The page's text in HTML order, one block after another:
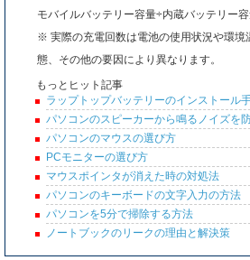
モバイルバッテリー容量÷内蔵バッテリー
※ 実際の充電回数は電池の使用状況や環境
態、その他の要因により異なります。
もっとヒット記事
ラップトップバッテリーのインストール
パソコンのスピーカーから鳴るノイズを
パソコンのマウスの選び方
PCモニターの選び方
マウスポインタが消えた時の対処法
パソコンのキーボードの文字入力の方法
パソコンを5分で掃除する方法
ノートブックのリークの理由と解決策